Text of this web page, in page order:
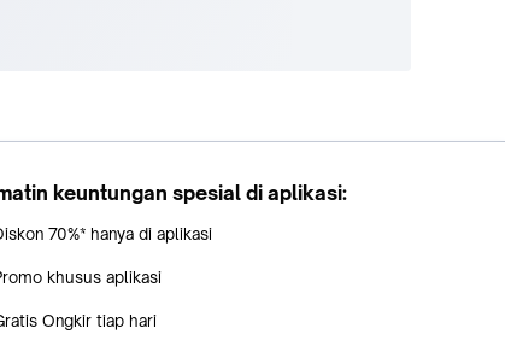
keuntungan spesial di aplikasi:
70%* hanya di aplikasi
khusus aplikasi
Ongkir tiap hari